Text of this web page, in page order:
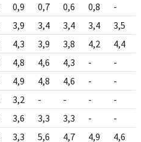
0,9 0,7 0,6 0,8 -
3,9 3,4 3,4 3,4 3,5
4,3 3,9 3,8 4,2 4,4
4,8 4,6 4,3 - -
4,9 4,8 4,6 - -
3,2 - - - -
3,6 3,3 3,3 - -
3,3 5,6 4,7 4,9 4,6